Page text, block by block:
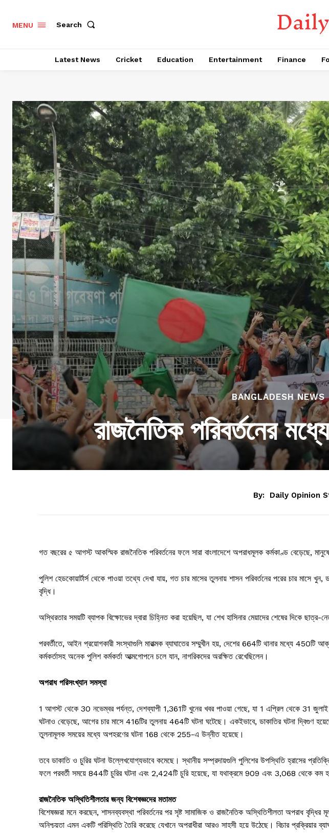
MENU Search
Latest News Cricket Education Entertainment Finance
BANGLADESH NEWS
রাজনৈতিক পরিবর্তনের
By: Daily Opinion
গত বছরের ৫ আগস্ট আকস্মিক রাজনৈতিক পরিবর্তনের ফলে সারা বাংলাদেশে অপরাধমূলক কর্মকাণ্ড বেড়েছে,
পুলিশ হেডকোয়ার্টার্স থেকে পাওয়া তথ্যে দেখা যায়, গত চার মাসের তুলনায় শাসন পরিবর্তনের পরের চার মাসে
বৃদ্ধি।
অস্থিরতার সময়টি ব্যাপক বিক্ষোভের দ্বারা চিহ্নিত করা হয়েছিল, যা শেখ হাসিনার মেয়াদের শেষের দিকে ছাত্র-
পরবর্তীতে, আইন প্রয়োগকারী সংস্থাগুলি মারাত্মক ব্যাঘাতের সম্মুখীন হয়, দেশের 664টি থানার মধ্যে 450টি
কর্মকর্তাসহ অনেক পুলিশ কর্মকর্তা আত্মগোপনে চলে যান, নাগরিকদের অরক্ষিত রেখেছিলেন।
অপরাধ পরিসংখ্যান সমস্যা
1 আগস্ট থেকে 30 নভেম্বর পর্যন্ত, দেশব্যাপী 1,361টি খুনের খবর পাওয়া গেছে, যা 1 এপ্রিল থেকে 31 জুলাই
ঘটনাও বেড়েছে, আগের চার মাসে 416টির তুলনায় 464টি ঘটনা ঘটেছে। একইভাবে, ডাকাতির ঘটনা
তুলনামূলক সময়ের মধ্যে অপহরণের ঘটনা 168 থেকে 255-এ উন্নীত হয়েছে।
তবে ডাকাতি ও চুরির ঘটনা উল্লেখযোগ্যভাবে কমেছে। স্থানীয় সম্প্রদায়গুলি পুলিশের উপস্থিতি হ্রাসের
ফলে পরবর্তী সময়ে 844টি চুরির ঘটনা এবং 2,424টি চুরি হয়েছে, যা যথাক্রমে 909 এবং 3,068 থেকে কম
রাজনৈতিক অস্থিতিশীলতার জন্য বিশেষজ্ঞদের মতামত
বিশেষজ্ঞরা মনে করছেন, শাসনব্যবস্থা পরিবর্তনের পর সৃষ্ট সামাজিক ও রাজনৈতিক অস্থিতিশীলতা অপরাধ
অনিশ্চয়তা এমন একটি পরিস্থিতি তৈরি করেছে যেখানে অপরাধীরা আরও সাহসী হয়ে উঠেছে। বিচার প্রক্রিয়ার